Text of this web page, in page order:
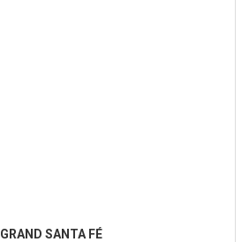
GRAND SANTA FÉ